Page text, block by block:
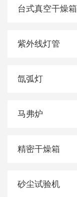
台式真空干燥箱
紫外线灯管
氙弧灯
马弗炉
精密干燥箱
砂尘试验机